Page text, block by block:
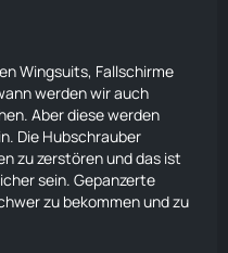
Wingsuits, Fallschirme
werden wir auch
Aber diese werden
Die Hubschrauber
zu zerstören und das ist
sein. Gepanzerte
zu bekommen und zu